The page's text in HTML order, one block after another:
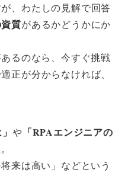
、わたしの見解で回答
質があるかどうかにか
るのなら、今すぐ挑戦
正が分からなければ、
」や 「RPAエンジニアの
来は高い」などという